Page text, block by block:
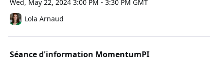
Wed, May 22, 2024 3:00 PM - 3:30 PM GMT
Lola Arnaud
Séance d'information MomentumPI